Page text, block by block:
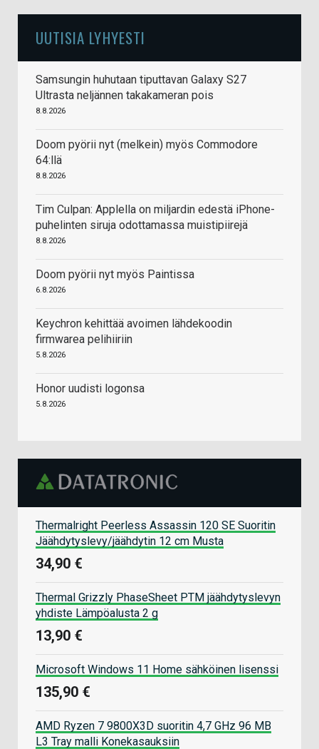
UUTISIA LYHYESTI
Samsungin huhutaan tiputtavan Galaxy S27
Ultrasta neljännen takakameran pois
8.8.2026
Doom pyörii nyt (melkein) myös Commodore
64:llä
8.8.2026
Tim Culpan: Applella on miljardin edestä iPhone-
puhelinten siruja odottamassa muistipiirejä
8.8.2026
Doom pyörii nyt myös Paintissa
6.8.2026
Keychron kehittää avoimen lähdekoodin
firmwarea pelihiiriin
5.8.2026
Honor uudisti logonsa
5.8.2026
Thermalright Peerless Assassin 120 SE Suoritin
Jäähdytyslevy/jäähdytin 12 cm Musta
34,90 €
Thermal Grizzly PhaseSheet PTM jäähdytyslevyn
yhdiste Lämpöalusta 2 g
13,90 €
Microsoft Windows 11 Home sähköinen lisenssi
135,90 €
AMD Ryzen 7 9800X3D suoritin 4,7 GHz 96 MB
L3 Tray malli Konekasauksiin